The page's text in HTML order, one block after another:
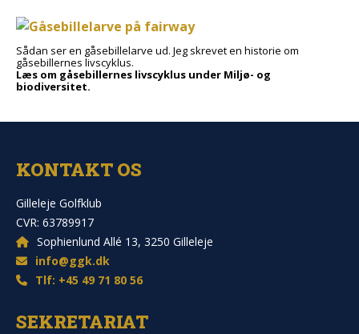
Sådan ser en gåsebillelarve ud. Jeg skrevet en historie om
gåsebillernes livscyklus.
Læs om gåsebillernes livscyklus under Miljø- og
biodiversitet.
KONTAKT OS
Gilleleje Golfklub
CVR: 63789917
Sophienlund Allé 13, 3250 Gilleleje
info@ggk.dk
Tlf: +45 49 71 80 56
SEKRETARIAT